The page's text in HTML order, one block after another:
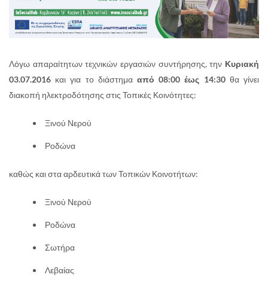
Λόγω απαραίτητων τεχνικών εργασιών συντήρησης, την Κυριακή
03.07.2016 και για το διάστημα από 08:00 έως 14:30θα γίνει
διακοπή ηλεκτροδότησης στις Τοπικές Κοινότητες:
Ξινού Νερού
Ροδώνα
καθώς και στα αρδευτικά των Τοπικών Κοινοτήτων:
Ξινού Νερού
Ροδώνα
Σωτήρα
Λεβαίας